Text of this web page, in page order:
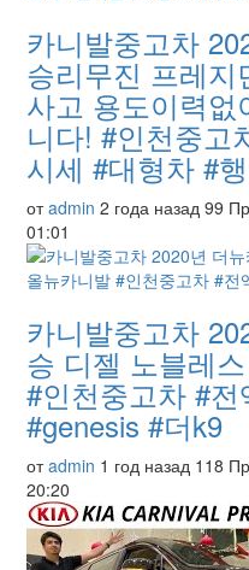
카니발중고차
승리무진 프레
사고 용도이력없
니다! #인천중고
시세 #대형차 #
отadmin 2 года назад 99
01:01
카니발중고차
승 디젤 노블레
#인천중고차 #
#genesis #더k9
отadmin 1 год назад 118
20:20